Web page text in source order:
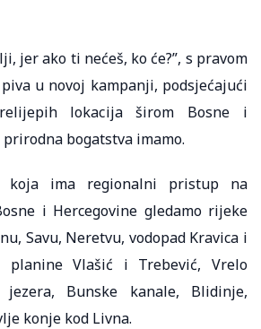
jer ako ti nećeš, ko će?”, s pravom
u novoj kampanji, podsjećajući
lokacija širom Bosne i
bogatstva imamo.
koja ima regionalni pristup na
i Hercegovine gledamo rijeke
Savu, Neretvu, vodopad Kravica i
planine Vlašić i Trebević, Vrelo
jezera, Bunske kanale, Blidinje,
konje kod Livna.